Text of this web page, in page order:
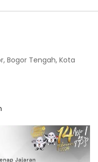
Bogor Tengah, Kota